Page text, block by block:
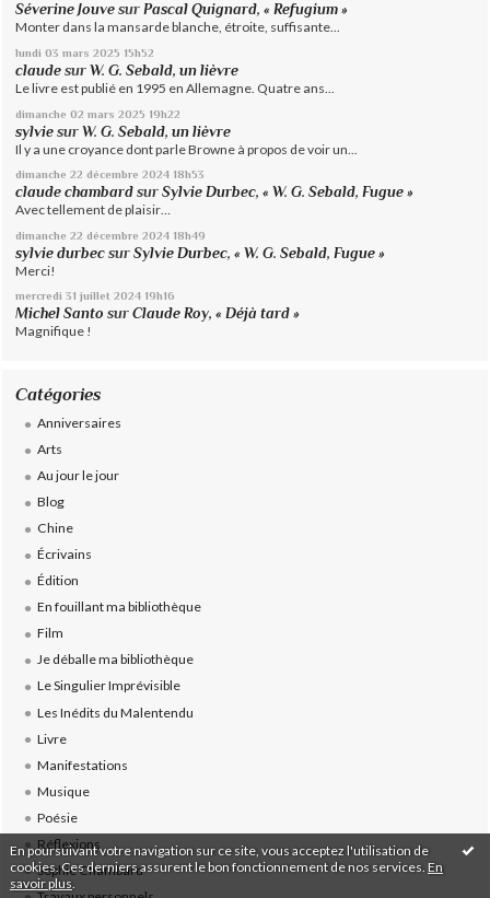
En poursuivant votre navigation sur ce site, vous acceptez l'utilisation de
cookies. Ces derniers assurent le bon fonctionnement de nos services. En
savoir plus
Séverine Jouve surPascal Quignard, « Refugium »
Monter dans la mansarde blanche, étroite, suffisante...
lundi 03 mars 2025 15h52
claude surW. G. Sebald, un lièvre
Le livre est publié en 1995 en Allemagne. Quatre ans...
dimanche 02 mars 2025 19h22
sylvie surW. G. Sebald, un lièvre
Il y a une croyance dont parle Browne à propos de voir un...
dimanche 22 décembre 2024 18h53
claude chambard surSylvie Durbec, « W. G. Sebald, Fugue »
Avec tellement de plaisir…
dimanche 22 décembre 2024 18h49
sylvie durbec surSylvie Durbec, « W. G. Sebald, Fugue »
Merci!
mercredi 31 juillet 2024 19h16
Michel Santo surClaude Roy, « Déjà tard »
Magnifique !
Catégories
Anniversaires
Arts
Au jour le jour
Blog
Chine
Écrivains
Édition
En fouillant ma bibliothèque
Film
Je déballe ma bibliothèque
Le Singulier Imprévisible
Les Inédits du Malentendu
Livre
Manifestations
Musique
Poésie
Réflexions
Sophie Chambard